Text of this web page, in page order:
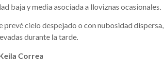
baja y media asociada a lloviznas ocasionales.
cielo despejado o con nubosidad dispersa,
durante la tarde.
Correa